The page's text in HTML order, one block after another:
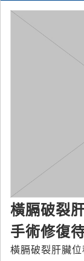
橫膈破裂
手術修復
橫膈破裂肝臟